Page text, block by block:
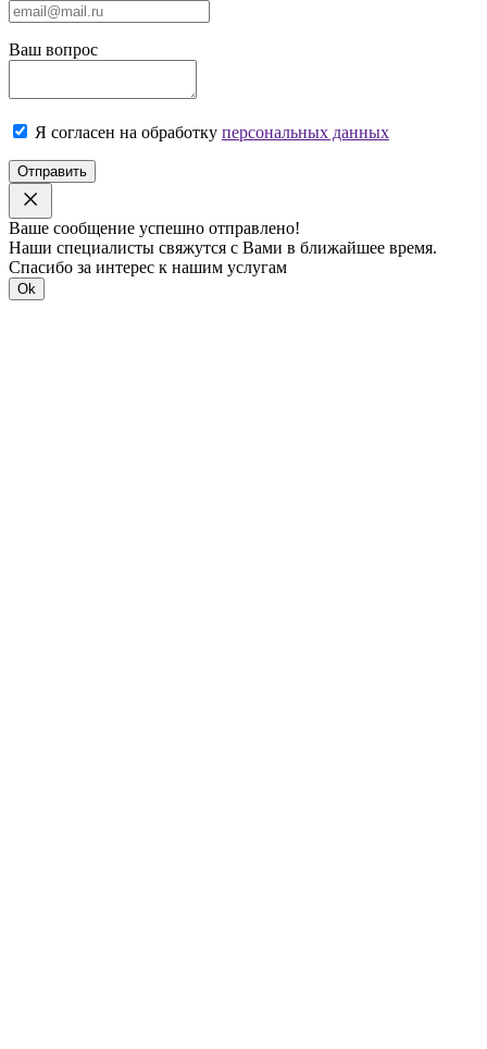
Ваш вопрос
Я согласен на обработку персональных данных
Отправить
Ваше сообщение успешно отправлено!
Наши специалисты свяжутся с Вами в ближайшее время.
Спасибо за интерес к нашим услугам
Ok